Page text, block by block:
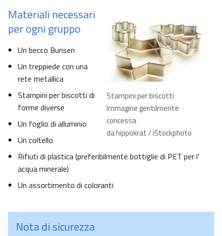
Stampini per biscotti
Immagine gentilmente
concessa
da hippokrat / iStockphoto
Materiali necessari
per ogni gruppo
Un becco Bunsen
Un treppiede con una
rete metallica
Stampini per biscotti di
forme diverse
Un foglio di alluminio
Un coltello
Rifiuti di plastica (preferibilmente bottiglie di PET per l’
acqua minerale)
Un assortimento di coloranti
Nota di sicurezza